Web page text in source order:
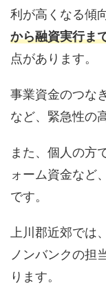
利が高くなる傾
から融資実行ま
点があります。
事業資金のつな
など、緊急性の
また、個人の方
ォーム資金など
です。
上川郡近郊では
ノンバンクの担
ります。